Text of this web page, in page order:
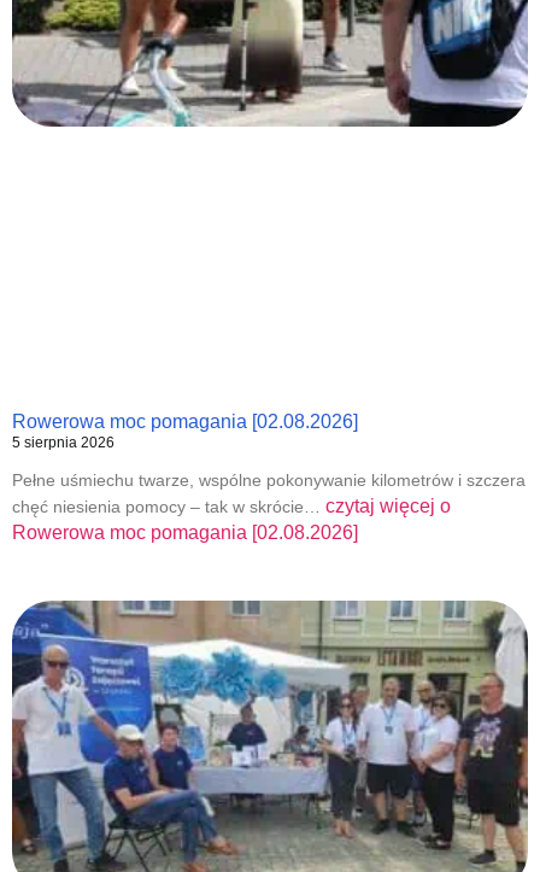
Rowerowa moc pomagania [02.08.2026]
5 sierpnia 2026
Pełne uśmiechu twarze, wspólne pokonywanie kilometrów i szczera
chęć niesienia pomocy – tak w skrócie… czytaj więcej o
Rowerowa moc pomagania [02.08.2026]